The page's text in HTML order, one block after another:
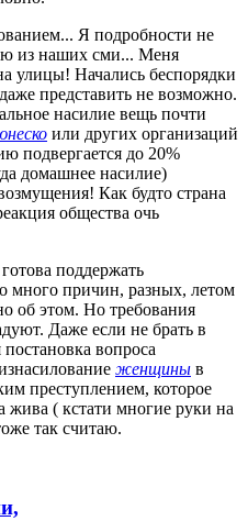
Я подробности не
из наших сми... Меня
улицы! Начались беспорядки
представить не возможно.
насилие вещь почти
или других организаций
подвергается до 20%
домашнее насилие)
Как будто страна
общества очь
поддержать
много причин, разных, летом
об этом. Но требования
Даже если не брать в
постановка вопроса
женщины в
преступлением, которое
жива ( кстати многие руки на
так считаю.